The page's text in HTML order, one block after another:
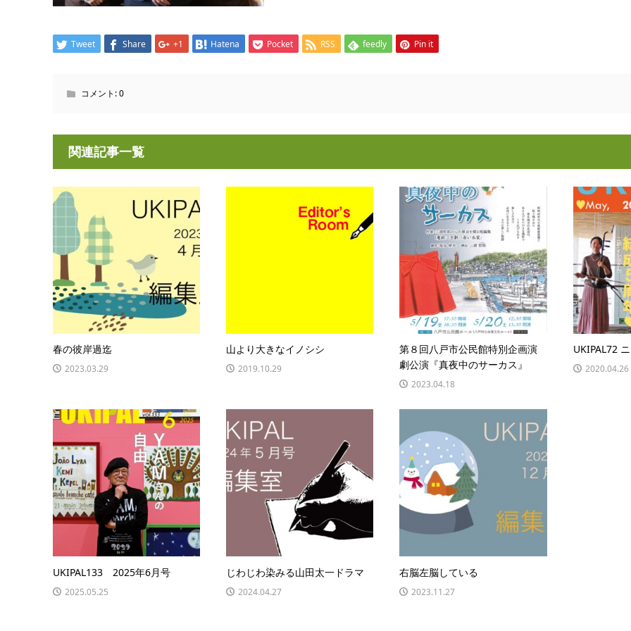
Tweet Share +1 Hatena Pocket RSS feedly Pin it
コメント:0
関連記事一覧
春の彼岸過迄
2023.03.29
山より大きなイノシシ
2019.10.29
第８回八戸市公民館特別企画演
劇公演『真夜中のサーカス』
2023.04.18
UKIPAL72
2020.04.26
UKIPAL133 2025年6月号
2025.05.25
じわじわ染みる山田太一ドラマ
2024.04.27
右脳左脳している
2023.11.27